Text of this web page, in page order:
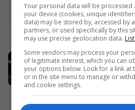
infermierë, një
Health hap
CyrihAlba Health
Fito iPhone
PlayStation 5
Renault
Your personal data will be
your device (cookies, unique
data) may be stored by, accessed by
partners, or used specifically by this
may use precise geolocation data.
Some vendors may process your
of legitimate interest, which you can
your options below. Look for a link at
or in the site menu to manage or
and cookie settings.